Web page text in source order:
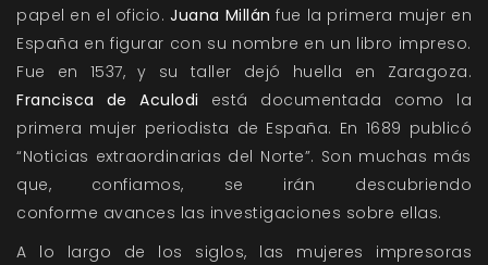
papel en el oficio.Juana Millán fue la primera mujer en
España en figurar con su nombre en un libro impreso.
Fue en 1537, y su taller dejó huella en Zaragoza.
Francisca de Aculodi está documentada como la
primera mujer periodista de España. En 1689 publicó
“Noticias extraordinarias del Norte”. Son muchas más
que, confiamos, se irán descubriendo
conforme avances las investigaciones sobre ellas.
A lo largo de los siglos, las mujeres impresoras